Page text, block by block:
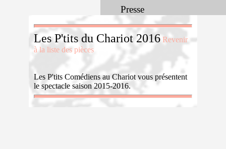
Presse
Les P'tits du Chariot 2016 Revenir
à la liste des pièces
Les P'tits Comédiens au Chariot vous présentent
le spectacle saison 2015-2016.